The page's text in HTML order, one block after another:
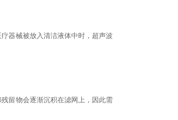
器械被放入清洁液体中时，超声波
留物会逐渐沉积在滤网上，因此需